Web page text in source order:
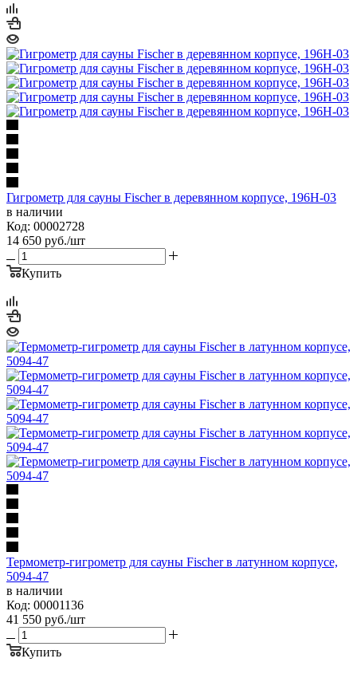
Гигрометр для сауны Fischer в деревянном корпусе, 196Н-03
в наличии
Код: 00002728
14 650 руб./шт
Купить
Термометр-гигрометр для сауны Fischer в латунном корпусе,
5094-47
в наличии
Код: 00001136
41 550 руб./шт
Купить